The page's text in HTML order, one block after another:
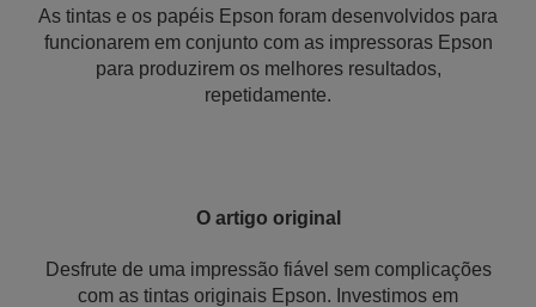
As tintas e os papéis Epson foram desenvolvidos para
funcionarem em conjunto com as impressoras Epson
para produzirem os melhores resultados,
repetidamente.
O artigo original
Desfrute de uma impressão fiável sem complicações
com as tintas originais Epson. Investimos em